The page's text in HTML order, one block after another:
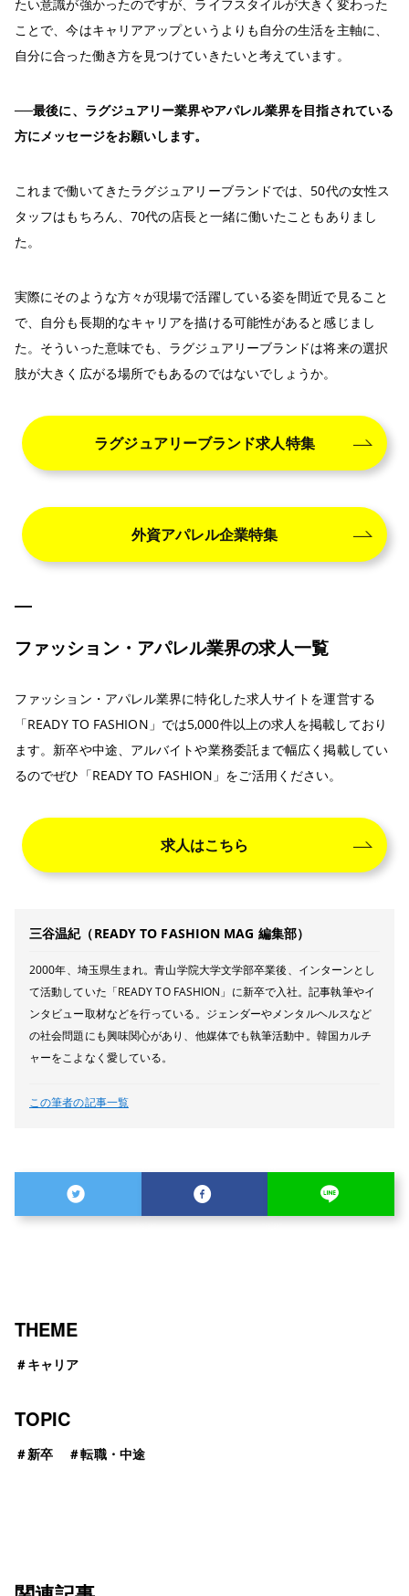
たい意識が強かったのですが、ライフスタイルが大きく変わった
ことで、今はキャリアアップというよりも自分の生活を主軸に、
自分に合った働き方を見つけていきたいと考えています。
──最後に、ラグジュアリー業界やアパレル業界を目指されている
方にメッセージをお願いします。
これまで働いてきたラグジュアリーブランドでは、50代の女性ス
タッフはもちろん、70代の店長と一緒に働いたこともありまし
た。
実際にそのような方々が現場で活躍している姿を間近で見ること
で、自分も長期的なキャリアを描ける可能性があると感じまし
た。そういった意味でも、ラグジュアリーブランドは将来の選択
肢が大きく広がる場所でもあるのではないでしょうか。
ラグジュアリーブランド求人特集
外資アパレル企業特集
ファッション・アパレル業界の求人一覧
ファッション・アパレル業界に特化した求人サイトを運営する
「READY TO FASHION」では5,000件以上の求人を掲載しており
ます。新卒や中途、アルバイトや業務委託まで幅広く掲載してい
るのでぜひ「READY TO FASHION」をご活用ください。
求人はこちら
三谷温紀（READY TO FASHION MAG 編集部）
2000年、埼玉県生まれ。青山学院大学文学部卒業後、インターンとし
て活動していた「READY TO FASHION」に新卒で入社。記事執筆やイ
ンタビュー取材などを行っている。ジェンダーやメンタルヘルスなど
の社会問題にも興味関心があり、他媒体でも執筆活動中。韓国カルチ
ャーをこよなく愛している。
この筆者の記事一覧
THEME
＃キャリア
TOPIC
＃新卒 ＃転職・中途